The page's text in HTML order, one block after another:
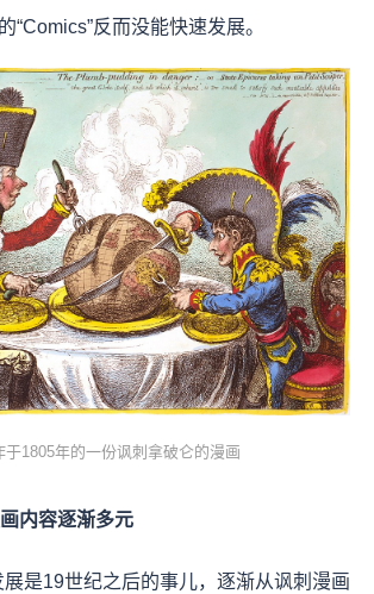
“Comics”反而没能快速发展。
于1805年的一份讽刺拿破仑的漫画
内容逐渐多元
是19世纪之后的事儿，逐渐从讽刺漫画